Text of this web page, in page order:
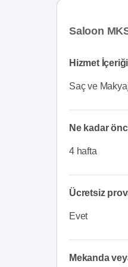
Saloon
Hizmet İçeriği
Saç ve
Ne kadar
4 hafta
Ücretsiz
Evet
Mekanda